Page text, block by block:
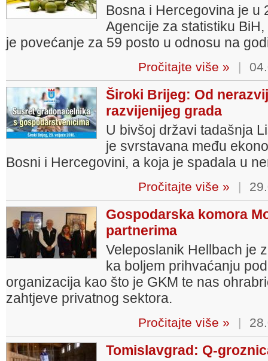
Bosna i Hercegovina je u
Agencije za statistiku
je povećanje za 59 posto u odnosu na
Pročitajte više » |
Široki Brijeg: Od
razvijenijeg grada
U bivšoj državi tadašnja
je svrstavana među
Bosni i Hercegovini, a koja je spadala u
Pročitajte više » |
Gospodarska komora
partnerima
Veleposlanik Hellbach je
ka boljem prihvaćanju
organizacija kao što je GKM te nas
zahtjeve privatnog sektora.
Pročitajte više » |
Tomislavgrad: Q-